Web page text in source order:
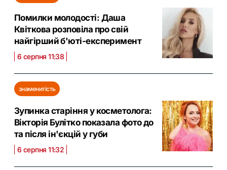
Помилки молодості: Даша
Квіткова розповіла про свій
найгірший б'юті-експеримент
6 серпня 11:38
знаменитість
Зупинка старіння у косметолога:
Вікторія Булітко показала фото до
та після ін'єкцій у губи
6 серпня 11:32